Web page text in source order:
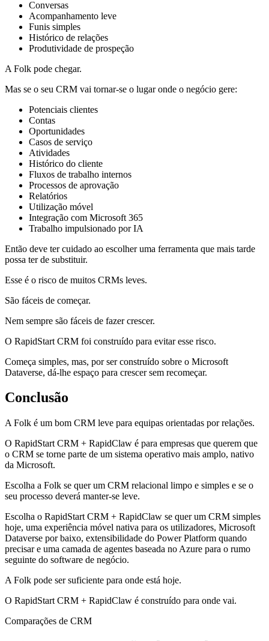
Conversas
Acompanhamento leve
Funis simples
Histórico de relações
Produtividade de prospeção
A Folk pode chegar.
Mas se o seu CRM vai tornar-se o lugar onde o negócio gere:
Potenciais clientes
Contas
Oportunidades
Casos de serviço
Atividades
Histórico do cliente
Fluxos de trabalho internos
Processos de aprovação
Relatórios
Utilização móvel
Integração com Microsoft 365
Trabalho impulsionado por IA
Então deve ter cuidado ao escolher uma ferramenta que mais tarde
possa ter de substituir.
Esse é o risco de muitos CRMs leves.
São fáceis de começar.
Nem sempre são fáceis de fazer crescer.
O RapidStart CRM foi construído para evitar esse risco.
Começa simples, mas, por ser construído sobre o Microsoft
Dataverse, dá-lhe espaço para crescer sem recomeçar.
Conclusão
A Folk é um bom CRM leve para equipas orientadas por relações.
O RapidStart CRM + RapidClaw é para empresas que querem que
o CRM se torne parte de um sistema operativo mais amplo, nativo
da Microsoft.
Escolha a Folk se quer um CRM relacional limpo e simples e se o
seu processo deverá manter-se leve.
Escolha o RapidStart CRM + RapidClaw se quer um CRM simples
hoje, uma experiência móvel nativa para os utilizadores, Microsoft
Dataverse por baixo, extensibilidade do Power Platform quando
precisar e uma camada de agentes baseada no Azure para o rumo
seguinte do software de negócio.
A Folk pode ser suficiente para onde está hoje.
O RapidStart CRM + RapidClaw é construído para onde vai.
Comparações de CRM